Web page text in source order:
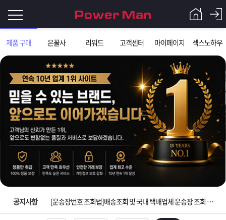
제품 구매 은꼴사 리워드 고객센터 마이페이지 섹스노하우
그
인
이
필
요
니
로
Q&A
파
워
맨
제
품
은
공지사항
입금확인이 안되는 상황을 대비해 꼭 입금후 고객센터 연락바랍니다.
[2026구정 연휴]설 연휴 배송 및 휴무 안내
[ios앱 오픈]아이폰 고객 앱설치 가능합니다.